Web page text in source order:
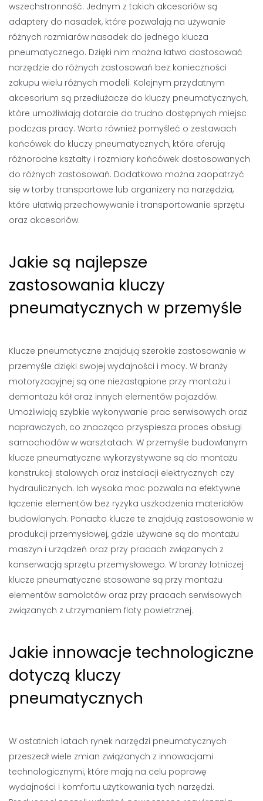
wszechstronność. Jednym z takich akcesoriów są
adaptery do nasadek, które pozwalają na używanie
różnych rozmiarów nasadek do jednego klucza
pneumatycznego. Dzięki nim można łatwo dostosować
narzędzie do różnych zastosowań bez konieczności
zakupu wielu różnych modeli. Kolejnym przydatnym
akcesorium są przedłużacze do kluczy pneumatycznych,
które umożliwiają dotarcie do trudno dostępnych miejsc
podczas pracy. Warto również pomyśleć o zestawach
końcówek do kluczy pneumatycznych, które oferują
różnorodne kształty i rozmiary końcówek dostosowanych
do różnych zastosowań. Dodatkowo można zaopatrzyć
się w torby transportowe lub organizery na narzędzia,
które ułatwią przechowywanie i transportowanie sprzętu
oraz akcesoriów.
Jakie są najlepsze
zastosowania kluczy
pneumatycznych w przemyśle
Klucze pneumatyczne znajdują szerokie zastosowanie w
przemyśle dzięki swojej wydajności i mocy. W branży
motoryzacyjnej są one niezastąpione przy montażu i
demontażu kół oraz innych elementów pojazdów.
Umożliwiają szybkie wykonywanie prac serwisowych oraz
naprawczych, co znacząco przyspiesza proces obsługi
samochodów w warsztatach. W przemyśle budowlanym
klucze pneumatyczne wykorzystywane są do montażu
konstrukcji stalowych oraz instalacji elektrycznych czy
hydraulicznych. Ich wysoka moc pozwala na efektywne
łączenie elementów bez ryzyka uszkodzenia materiałów
budowlanych. Ponadto klucze te znajdują zastosowanie w
produkcji przemysłowej, gdzie używane są do montażu
maszyn i urządzeń oraz przy pracach związanych z
konserwacją sprzętu przemysłowego. W branży lotniczej
klucze pneumatyczne stosowane są przy montażu
elementów samolotów oraz przy pracach serwisowych
związanych z utrzymaniem floty powietrznej.
Jakie innowacje technologiczne
dotyczą kluczy
pneumatycznych
W ostatnich latach rynek narzędzi pneumatycznych
przeszedł wiele zmian związanych z innowacjami
technologicznymi, które mają na celu poprawę
wydajności i komfortu użytkowania tych narzędzi.